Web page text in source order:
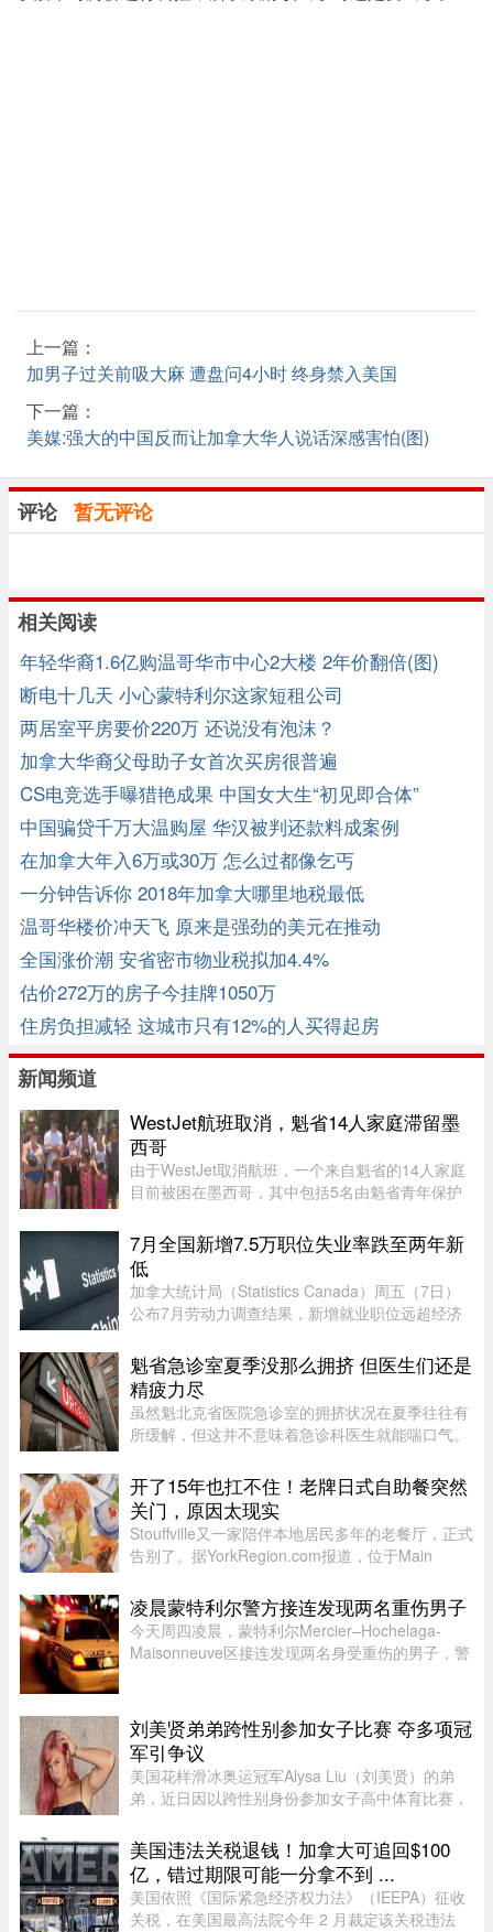
上一篇：
加男子过关前吸大麻 遭盘问4小时 终身禁入美国
下一篇：
美媒:强大的中国反而让加拿大华人说话深感害怕(图)
评论 暂无评论
相关阅读
年轻华裔1.6亿购温哥华市中心2大楼 2年价翻倍(图)
断电十几天 小心蒙特利尔这家短租公司
两居室平房要价220万 还说没有泡沫？
加拿大华裔父母助子女首次买房很普遍
CS电竞选手曝猎艳成果 中国女大生“初见即合体”
中国骗贷千万大温购屋 华汉被判还款料成案例
在加拿大年入6万或30万 怎么过都像乞丐
一分钟告诉你 2018年加拿大哪里地税最低
温哥华楼价冲天飞 原来是强劲的美元在推动
全国涨价潮 安省密市物业税拟加4.4%
估价272万的房子今挂牌1050万
住房负担减轻 这城市只有12%的人买得起房
新闻频道
WestJet航班取消，魁省14人家庭滞留墨
西哥
由于WestJet取消航班，一个来自魁省的14人家庭
目前被困在墨西哥，其中包括5名由魁省青年保护
Josée Pelletier表示，一家人原定周一返程，却在
起飞前数小时收到航班取消 ...
7月全国新增7.5万职位失业率跌至两年新
低
加拿大统计局（Statistics Canada）周五（7日）
公布7月劳动力调查结果，新增就业职位远超经济
据显示，7月新增职位达75,000个，远高于路透社
（Reuters）经济师预测的15, ...
魁省急诊室夏季没那么拥挤 但医生们还是
精疲力尽
虽然魁北克省医院急诊室的拥挤状况在夏季往往有
所缓解，但这并不意味着急诊科医生就能喘口气。
Couture 医生指出，近年来急诊医生的工作负担不
断加重，我们再也无法沿用“ ...
开了15年也扛不住！老牌日式自助餐突然
关门，原因太现实
Stouffville又一家陪伴本地居民多年的老餐厅，正式
告别了。据YorkRegion.com报道，位于Main
Maki Zushi，已于7月30日结束营业。Maki Zushi
经营15年后因租金上涨于7月30 ...
凌晨蒙特利尔警方接连发现两名重伤男子
今天周四凌晨，蒙特利尔Mercier–Hochelaga-
Maisonneuve区接连发现两名身受重伤的男子，警
因，也不确定是否涉及武器。警方发言人Flor ...
刘美贤弟弟跨性别参加女子比赛 夺多项冠
军引争议
美国花样滑冰奥运冠军Alysa Liu（刘美贤）的弟
弟，近日因以跨性别身份参加女子高中体育比赛，
Joshua，后来认同为女性，并开始代表加州高中参
加女子体育赛事。自2025 ...
美国违法关税退钱！加拿大可追回$100
亿，错过期限可能一分拿不到 ...
美国依照《国际紧急经济权力法》（IEEPA）征收
关税，在美国最高法院今年 2 月裁定该关税违法